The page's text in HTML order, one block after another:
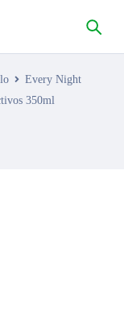
Every Night
350ml